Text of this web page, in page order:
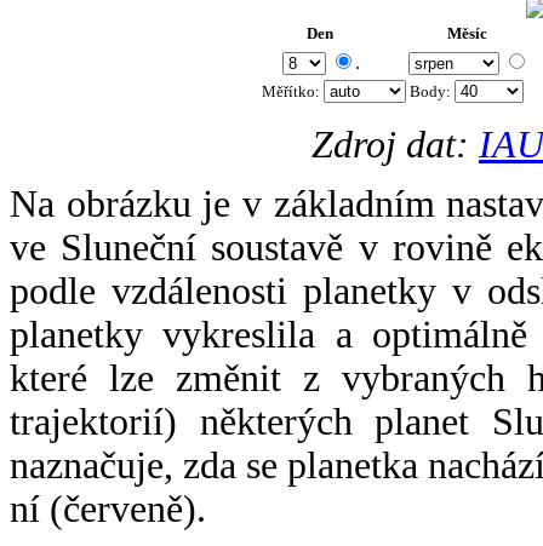
Den Měsíc
.
Měřítko: Body:
Zdroj dat:
Na obrázku je v základním
ve Sluneční soustavě v rovině
podle vzdálenosti planetky v
planetky vykreslila a
které lze změnit z vybraných
trajektorií) některých planet
naznačuje, zda se planetka
ní (červeně).